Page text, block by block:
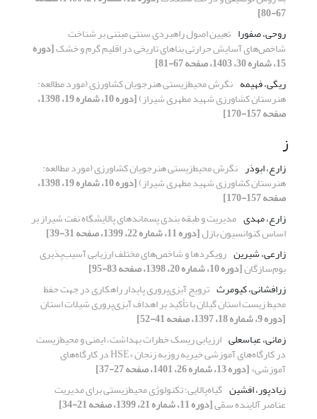
67-80]
روحی، صفورا تعیین اصول راهبردی سنتی مبتنی بر شناخت
شاخص‌‌های آسایش حرارتی بناهای تاریخی در اقلیم گرم و خشک[دوره
15، شماره 30، 1403، صفحه 67-81]
ریگی، فهیمه نگرش ‌محیط‌زیستی هنرجویان کشاورزی (مورد مطالعه:
هنرستان کشاورزی شهید مطهری شیراز) [دوره 10، شماره 19، 1398،
صفحه 157-170]
ز
زارع، ابوذر نگرش ‌محیط‌زیستی هنرجویان کشاورزی (مورد مطالعه:
هنرستان کشاورزی شهید مطهری شیراز) [دوره 10، شماره 19، 1398،
صفحه 157-170]
زارع، مهدی مدیریت و طبقه بندی پسماندهای پالایشگاه نفت شیراز بر
اساس کنوانسیون بازل[دوره 11، شماره 22، 1399، صفحه 31-39]
زارعی، شیرین رویکردها و شاخص‌های مختلف ارزیابی آسیب‌پذیری
بوم‌سازگان[دوره 10، شماره 20، 1398، صفحه 83-95]
زرافشانی، کیومرث ترویج آبزی‌‌پروری پایدار راهکاری در جهت حفظ
محیط زیست استان گیلان با تأکید بر اهداف آبزی‌پروری شیلات استان
[دوره 9، شماره 18، 1397، صفحه 41-52]
زمانی، عباسعلی ارزیابی ریسک خطرات بهداشت، ایمنی و محیط‌زیست
در کارگاه‌های آموزشی خیریه روزبه زنجان «HSE در کارگاه‌‌های
آموزشی»[دوره 13، شماره 26، 1401، صفحه 27-37]
زیادپور، افشین گیاه‌پالایی؛ تکنولوژی محیط‌زیستی برای مدیریت
عناصر آلاینده سمّی[دوره 11، شماره 21، 1399، صفحه 21-34]